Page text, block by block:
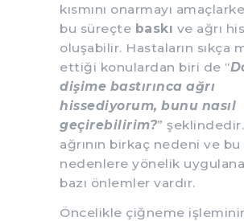
kısmını onarmayı
bu süreçte baskı ve ağrı
oluşabilir. Hastaların sıkça
ettiği konulardan biri de “
dişime bastırınca ağrı
hissediyorum, bunu nasıl
geçirebilirim?”
ağrının birkaç nedeni ve bu
nedenlere yönelik
bazı önlemler vardır.
Öncelikle çiğneme